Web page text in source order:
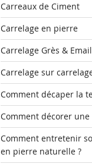
Carreaux de Ciment
Carrelage en pierre
Carrelage Grès &
Carrelage sur
Comment décaper la
Comment décorer
Comment entretenir
en pierre naturelle ?